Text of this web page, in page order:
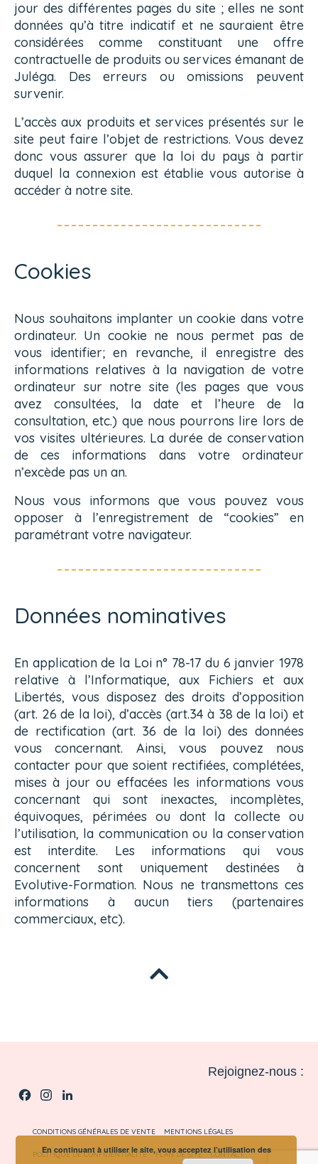
jour des différentes pages du site ; elles ne sont
données qu’à titre indicatif et ne sauraient être
considérées comme constituant une offre
contractuelle de produits ou services émanant de
Juléga. Des erreurs ou omissions peuvent
survenir.
L’accès aux produits et services présentés sur le
site peut faire l’objet de restrictions. Vous devez
donc vous assurer que la loi du pays à partir
duquel la connexion est établie vous autorise à
accéder à notre site.
Cookies
Nous souhaitons implanter un cookie dans votre
ordinateur. Un cookie ne nous permet pas de
vous identifier; en revanche, il enregistre des
informations relatives à la navigation de votre
ordinateur sur notre site (les pages que vous
avez consultées, la date et l’heure de la
consultation, etc.) que nous pourrons lire lors de
vos visites ultérieures. La durée de conservation
de ces informations dans votre ordinateur
n’excède pas un an.
Nous vous informons que vous pouvez vous
opposer à l’enregistrement de “cookies” en
paramétrant votre navigateur.
Données nominatives
En application de la Loi n° 78-17 du 6 janvier 1978
relative à l’Informatique, aux Fichiers et aux
Libertés, vous disposez des droits d’opposition
(art. 26 de la loi), d’accès (art.34 à 38 de la loi) et
de rectification (art. 36 de la loi) des données
vous concernant. Ainsi, vous pouvez nous
contacter pour que soient rectifiées, complétées,
mises à jour ou effacées les informations vous
concernant qui sont inexactes, incomplètes,
équivoques, périmées ou dont la collecte ou
l’utilisation, la communication ou la conservation
est interdite. Les informations qui vous
concernent sont uniquement destinées à
Evolutive-Formation. Nous ne transmettons ces
informations à aucun tiers (partenaires
commerciaux, etc).
Rejoignez-nous :
FacebookInstagram
CONDITIONS GÉNÉRALES DE VENTE MENTIONS LÉGALES
POLITIQUE DE CONFIDENTIALITÉ PLAN DE SITE CONTACT
En continuant à utiliser le site, vous acceptez l’utilisation des